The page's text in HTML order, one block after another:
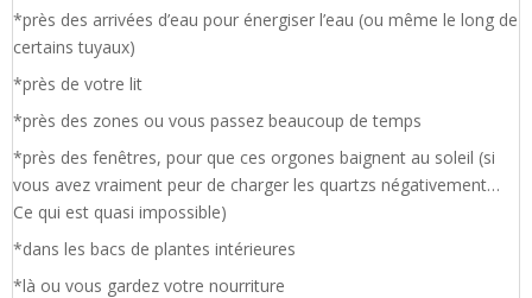
*près des arrivées d’eau pour énergiser l’eau (ou même le long de
certains tuyaux)
*près de votre lit
*près des zones ou vous passez beaucoup de temps
*près des fenêtres, pour que ces orgones baignent au soleil (si
vous avez vraiment peur de charger les quartzs négativement…
Ce qui est quasi impossible)
*dans les bacs de plantes intérieures
*là ou vous gardez votre nourriture